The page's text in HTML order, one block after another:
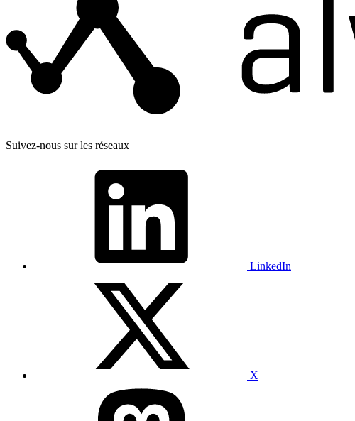
Suivez-nous sur les réseaux
LinkedIn
X